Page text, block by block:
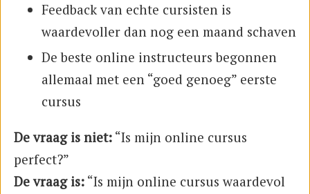
Feedback van echte cursisten is
waardevoller dan nog een maand schaven
De beste online instructeurs begonnen
allemaal met een “goed genoeg” eerste
cursus
De vraag is niet: “Is mijn online cursus
perfect?”
De vraag is: “Is mijn online cursus waardevol